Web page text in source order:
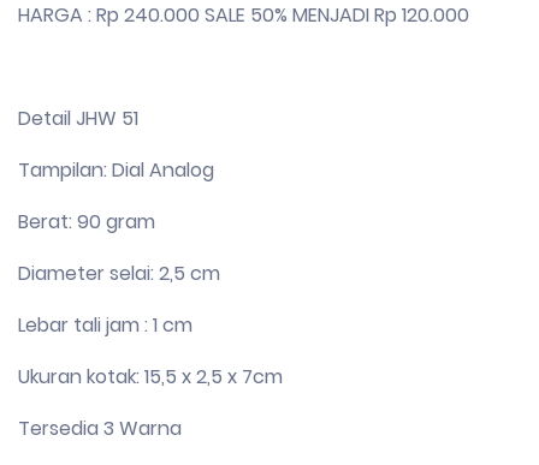
HARGA : Rp 240.000 SALE 50% MENJADI Rp 120.000
Detail JHW 51
Tampilan: Dial Analog
Berat: 90 gram
Diameter selai: 2,5 cm
Lebar tali jam : 1 cm
Ukuran kotak: 15,5 x 2,5 x 7cm
Tersedia 3 Warna